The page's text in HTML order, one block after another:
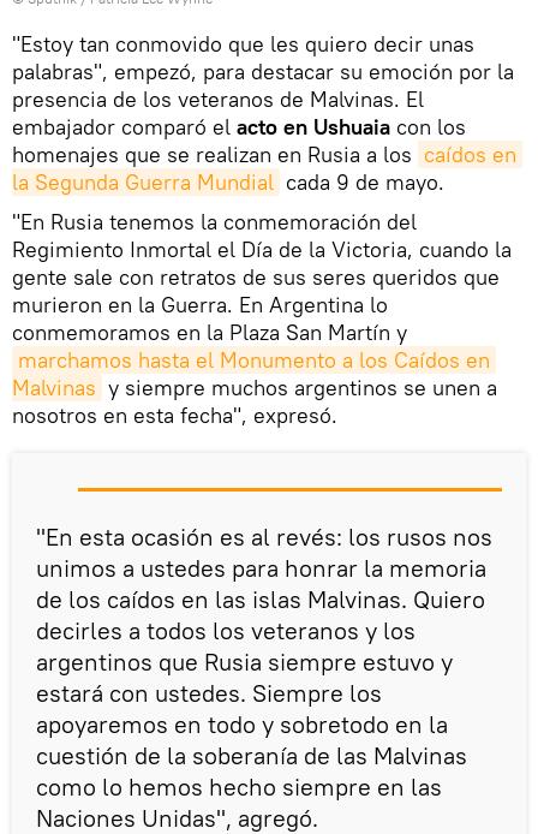
"Estoy tan conmovido que les quiero decir unas
palabras", empezó, para destacar su emoción por la
presencia de los veteranos de Malvinas. El
embajador comparó el acto en Ushuaia con los
homenajes que se realizan en Rusia a los caídos en
la Segunda Guerra Mundial cada 9 de mayo.
"En Rusia tenemos la conmemoración del
Regimiento Inmortal el Día de la Victoria, cuando la
gente sale con retratos de sus seres queridos que
murieron en la Guerra. En Argentina lo
conmemoramos en la Plaza San Martín y
marchamos hasta el Monumento a los Caídos en
Malvinas y siempre muchos argentinos se unen a
nosotros en esta fecha", expresó.
"En esta ocasión es al revés: los rusos nos
unimos a ustedes para honrar la memoria
de los caídos en las islas Malvinas. Quiero
decirles a todos los veteranos y los
argentinos que Rusia siempre estuvo y
estará con ustedes. Siempre los
apoyaremos en todo y sobretodo en la
cuestión de la soberanía de las Malvinas
como lo hemos hecho siempre en las
Naciones Unidas", agregó.